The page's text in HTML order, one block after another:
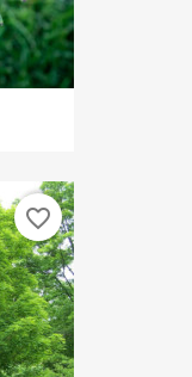
favorite_border